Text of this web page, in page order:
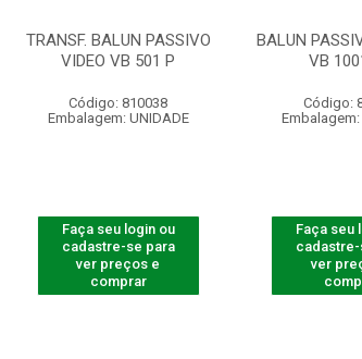
TRANSF. BALUN PASSIVO
VIDEO VB 501 P
Código: 810038
Embalagem: UNIDADE
Faça seu login ou
cadastre-se para
ver preços e
comprar
BALUN
VB
Código:
Embalagem:
Faça seu
ver